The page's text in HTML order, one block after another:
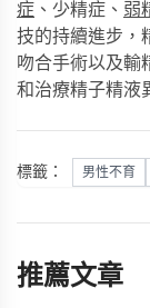
症 、少精症、 弱
技的持續進步，
吻合手術以及輸
和治療精子精液
標籤： 男性不育
推薦文章